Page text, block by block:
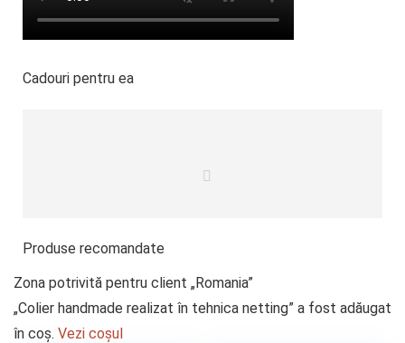
Cadouri pentru ea
Produse recomandate
Zona potrivită pentru client „Romania”
„Colier handmade realizat în tehnica netting” a fost adăugat
în coș. Vezi coșul